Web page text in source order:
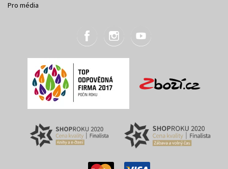
Pro média